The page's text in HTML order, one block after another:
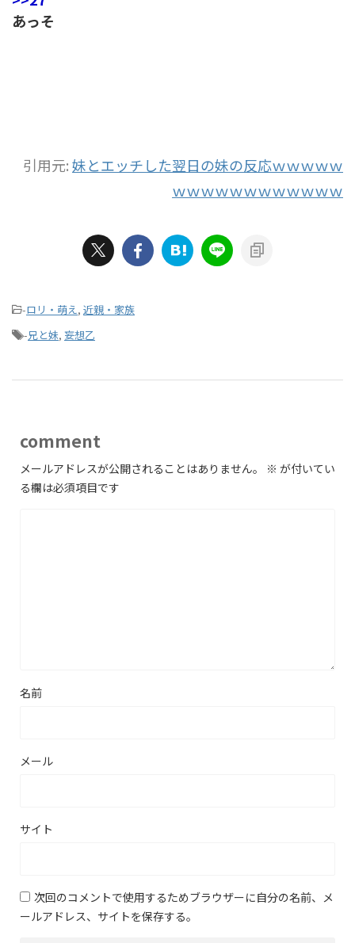
あっそ
引用元:妹とエッチした翌日の妹の反応ｗｗｗｗｗ
ｗｗｗｗｗｗｗｗｗｗｗｗ
-ロリ・萌え, 近親・家族
-兄と妹, 妄想乙
comment
メールアドレスが公開されることはありません。 ※ が付いてい
る欄は必須項目です
名前
メール
サイト
次回のコメントで使用するためブラウザーに自分の名前、メ
ールアドレス、サイトを保存する。